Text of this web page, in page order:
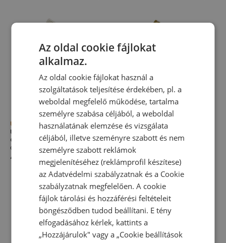
Újdonság
Unisex cipő New Balance
Gator Run UGTR83J – bézs
Gator Run széria
49 990,00 Ft
Újdonság
Unisex cipő New Balance
Gator Run UGTR7Q8 – barna
Gator Run széria
49 990,00 Ft
Az oldal cookie fájlokat
alkalmaz.
Az oldal cookie fájlokat használ a
szolgáltatások teljesítése érdekében, pl. a
weboldal megfelelő működése, tartalma
személyre szabása céljából, a weboldal
használatának elemzése és vizsgálata
céljából, illetve szeményre szabott és nem
személyre szabott reklámok
megjelenítéséhez (reklámprofil készítese)
azAdatvédelmi szabályzatnak és a Cookie
szabályzatnak megfelelően. A cookie
fájlok tárolási és hozzáférési feltételeit
böngésződben tudod beállítani. E tény
elfogadásához kérlek, kattints a
„Hozzájárulok" vagy a „Cookie beállítások